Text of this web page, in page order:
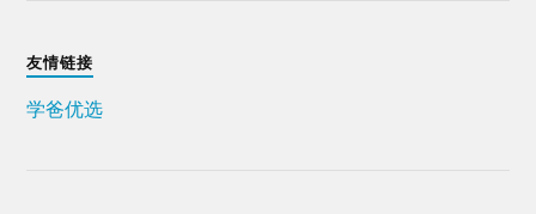
友情链接
学爸优选